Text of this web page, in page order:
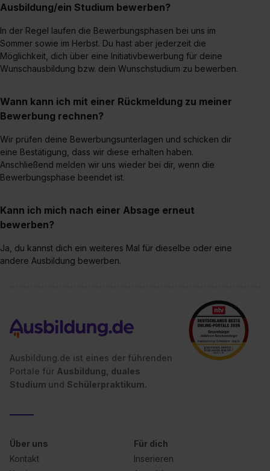
Ausbildung/ein Studium bewerben?
In der Regel laufen die Bewerbungsphasen bei uns im
Sommer sowie im Herbst. Du hast aber jederzeit die
Möglichkeit, dich über eine Initiativbewerbung für deine
Wunschausbildung bzw. dein Wunschstudium zu bewerben.
Wann kann ich mit einer Rückmeldung zu meiner
Bewerbung rechnen?
Wir prüfen deine Bewerbungsunterlagen und schicken dir
eine Bestätigung, dass wir diese erhalten haben.
Anschließend melden wir uns wieder bei dir, wenn die
Bewerbungsphase beendet ist.
Kann ich mich nach einer Absage erneut
bewerben?
Ja, du kannst dich ein weiteres Mal für dieselbe oder eine
andere Ausbildung bewerben.
Ausbildung.de ist eines der führenden
Portale für Ausbildung, duales
Studium und Schülerpraktikum.
Über uns
Kontakt
Für dich
Inserieren